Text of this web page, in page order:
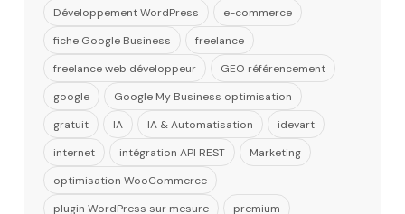
Développement WordPress
e-commerce
fiche Google Business
freelance
freelance web développeur
GEO référencement
google
Google My Business optimisation
gratuit
IA IA & Automatisation
idevart
internet
intégration API REST
Marketing
optimisation WooCommerce
plugin WordPress sur mesure
premium